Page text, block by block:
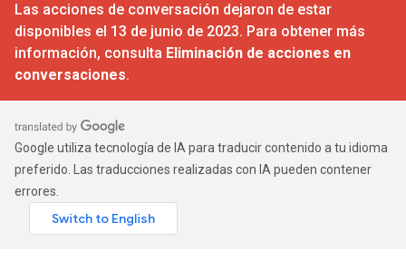
Las acciones de conversación dejaron de estar
disponibles el 13 de junio de 2023. Para obtener más
información, consulta Eliminación de acciones en
conversaciones.
Google utiliza tecnología de IA para traducir contenido a tu idioma
preferido. Las traducciones realizadas con IA pueden contener
errores.